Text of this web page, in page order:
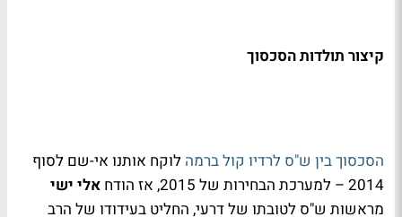
קיצור תולדות הסכסוך
הסכסוך בין ש"ס לרדיו קול ברמה לוקח אותנו אי-שם לסוף
2014 – למערכת הבחירות של 2015, אז הודח
אלי ישי
מראשות ש"ס לטובתו של דרעי, החליט בעידודו של הרב